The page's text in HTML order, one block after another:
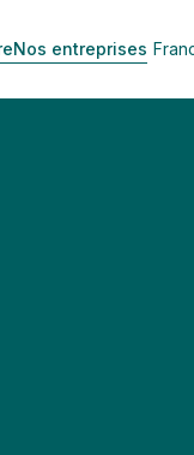
Nos entreprises